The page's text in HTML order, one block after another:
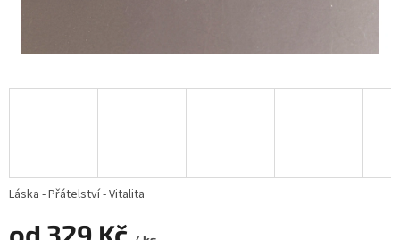
Láska - Přátelství - Vitalita